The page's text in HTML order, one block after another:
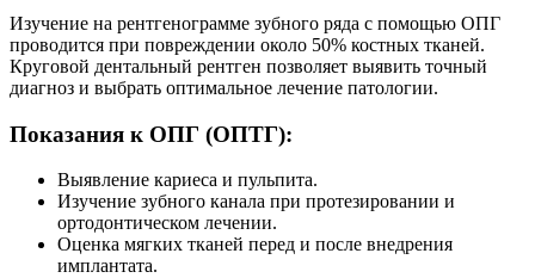
Изучение на рентгенограмме зубного ряда с помощью ОПГ
проводится при повреждении около 50% костных тканей.
Круговой дентальный рентген позволяет выявить точный
диагноз и выбрать оптимальное лечение патологии.
Показания к ОПГ (ОПТГ):
Выявление кариеса и пульпита.
Изучение зубного канала при протезировании и
ортодонтическом лечении.
Оценка мягких тканей перед и после внедрения
имплантата.